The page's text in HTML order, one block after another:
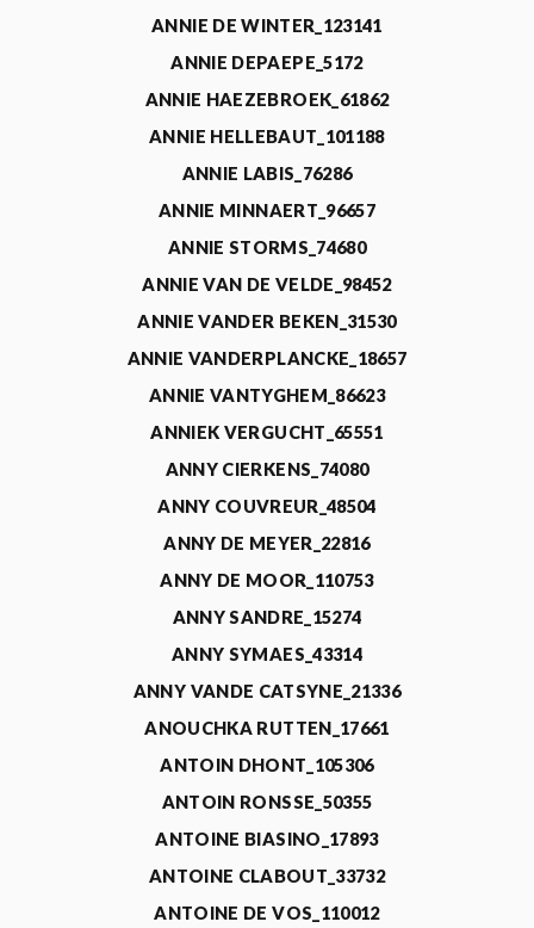
ANNIE DE WINTER_123141
ANNIE DEPAEPE_5172
ANNIE HAEZEBROEK_61862
ANNIE HELLEBAUT_101188
ANNIE LABIS_76286
ANNIE MINNAERT_96657
ANNIE STORMS_74680
ANNIE VAN DE VELDE_98452
ANNIE VANDER BEKEN_31530
ANNIE VANDERPLANCKE_18657
ANNIE VANTYGHEM_86623
ANNIEK VERGUCHT_65551
ANNY CIERKENS_74080
ANNY COUVREUR_48504
ANNY DE MEYER_22816
ANNY DE MOOR_110753
ANNY SANDRE_15274
ANNY SYMAES_43314
ANNY VANDE CATSYNE_21336
ANOUCHKA RUTTEN_17661
ANTOIN DHONT_105306
ANTOIN RONSSE_50355
ANTOINE BIASINO_17893
ANTOINE CLABOUT_33732
ANTOINE DE VOS_110012